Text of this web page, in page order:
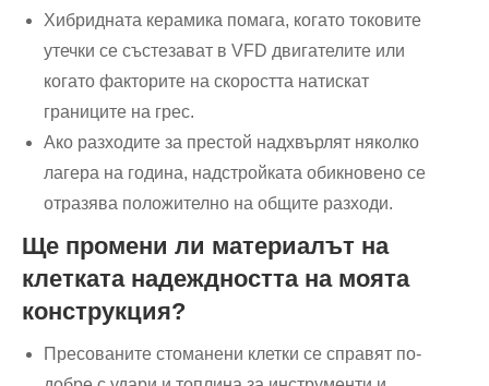
Хибридната керамика помага, когато токовите
утечки се състезават в VFD двигателите или
когато факторите на скоростта натискат
границите на грес.
Ако разходите за престой надхвърлят няколко
лагера на година, надстройката обикновено се
отразява положително на общите разходи.
Ще промени ли материалът на
клетката надеждността на моята
конструкция?
Пресованите стоманени клетки се справят по-